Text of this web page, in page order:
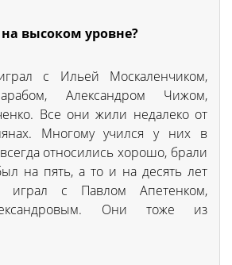
высоком уровне?
с Ильей Москаленчиком,
Александром Чижом,
Все они жили недалеко от
Многому учился у них в
относились хорошо, брали
на пять, а то и на десять лет
играл с Павлом Апетенком,
Они тоже из